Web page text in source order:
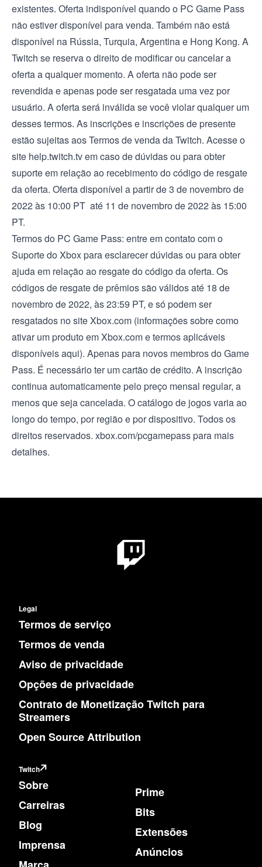
existentes. Oferta indisponível quando o PC Game Pass
não estiver disponível para venda. Também não está
disponível na Rússia, Turquia, Argentina e Hong Kong. A
Twitch se reserva o direito de modificar ou cancelar a
oferta a qualquer momento. A oferta não pode ser
revendida e apenas pode ser resgatada uma vez por
usuário. A oferta será inválida se você violar qualquer um
desses termos. As inscrições e inscrições de presente
estão sujeitas aosTermos de venda da Twitch. Acesse o
site help.twitch.tvem caso de dúvidas ou para obter
suporte em relação ao recebimento do código de resgate
da oferta. Oferta disponível a partir de 3 de novembro de
2022 às 10:00 PT até 11 de novembro de 2022 às 15:00
PT.
Termos do PC Game Pass: entre em contato com o
Suporte do Xboxpara esclarecer dúvidas ou para obter
ajuda em relação ao resgate do código da oferta. Os
códigos de resgate de prêmios são válidos até 18 de
novembro de 2022, às 23:59 PT, e só podem ser
resgatados no siteXbox.com (informações sobre como
ativar um produto em Xbox.com e termos aplicáveis
disponíveisaqui). Apenas para novos membros do Game
Pass. É necessário ter um cartão de crédito. A inscrição
continua automaticamente pelo preço mensal regular, a
menos que seja cancelada. O catálogo de jogos varia ao
longo do tempo, por região e por dispositivo. Todos os
direitos reservados. xbox.com/pcgamepass para mais
detalhes.
Legal
Termos de serviço
Termos de venda
Aviso de privacidade
Opções de privacidade
Contrato de Monetização Twitch para
Streamers
Open Source Attribution
Twitch
Sobre
Carreiras
Blog
Imprensa
Prime
Bits
Extensões
Anúncios